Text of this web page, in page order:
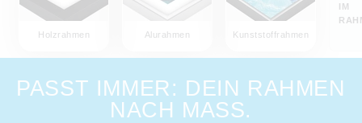
Holzrahmen Alurahmen Kunststoffrahmen
IM
PASST IMMER: DEIN RAHMEN
NACH MASS.